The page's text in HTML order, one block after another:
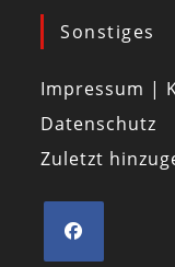
Sonstiges
Impressum |
Datenschutz
Zuletzt